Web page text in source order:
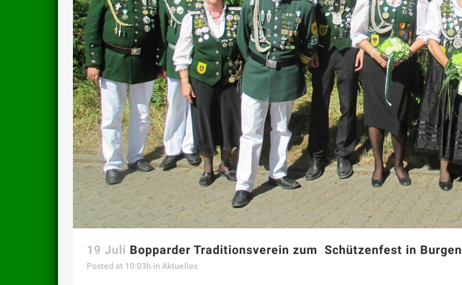
19 Juli Bopparder Traditionsverein zum Schützenfest in Burgen
Posted at 10:03h in Aktuelles